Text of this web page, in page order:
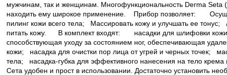
мужчинам, так и женщинам. Многофункциональность Derma Seta
находить ему широкое применение. Прибор позволяет:
пилинг кожи всего тела; Массировать кожу и улучшать ее тонус;
питать кожу. В комплект входят: насадки для шлифовки
способствующая уходу за состоянием ног, обеспечивающая
кожи; насадка для очистки пор лица от угрей и черных точек;
тела; насадка-губка для эффективного нанесения на тело
Сета удобен и прост в использовании. Достаточно установить